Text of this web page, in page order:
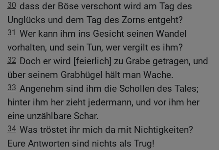
30 dass der Böse verschont wird am Tag des
Unglücks und dem Tag des Zorns entgeht?
31 Wer kann ihm ins Gesicht seinen Wandel
vorhalten, und sein Tun, wer vergilt es ihm?
32 Doch er wird [feierlich] zu Grabe getragen, und
über seinem Grabhügel hält man Wache.
33 Angenehm sind ihm die Schollen des Tales;
hinter ihm her zieht jedermann, und vor ihm her
eine unzählbare Schar.
34 Was tröstet ihr mich da mit Nichtigkeiten?
Eure Antworten sind nichts als Trug!